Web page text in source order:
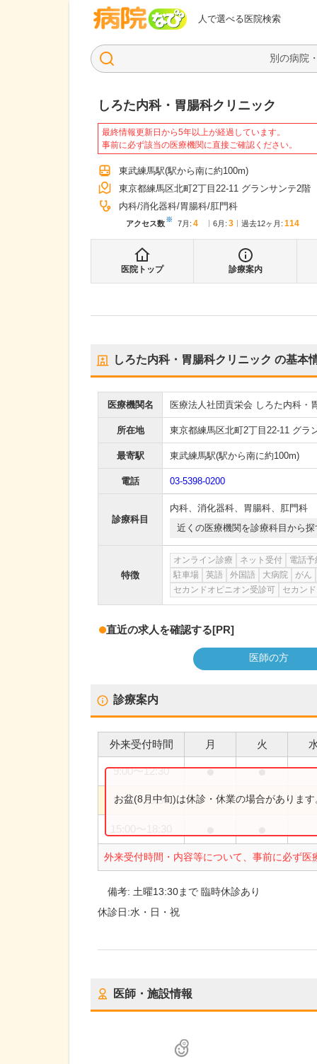
人で選べる医院検索
病院なび
しろた内科・胃腸科クリニック
最終情報更新日から5年以上が経過しています。
事前に必ず該当の医療機関に直接ご確認ください。
東武練馬駅(駅から南に約100m)
東京都練馬区北町2丁目22-11 グランサンテ2階
内科 消化器科 胃腸科 肛門科
アクセス数※ 7月 : 4 6月 : 3 過去12ヶ月: 114
医院トップ 診療案内
しろた内科・胃腸科クリニック の基本
医療機関名 医療法人社団貢栄会 しろた内科・
所在地 東京都練馬区北町2丁目22-11 グラ
最寄駅 東武練馬駅(駅から南に約100m)
電話 03-5398-0200
診療科目
内科、 消化器科、 胃腸科、 肛門科
近くの医療機関を診療科目から探
特徴
オンライン診療 ネット受付 電話予
駐車場
英語 外国語 大病院 がん
セカンドオピニオン受診可
セカン
直近の求人を確認する[PR]
医師の方
診療案内
外来受付時間 月 火
9:00〜12:30 ● ●
9:00〜13:30
外来受付時間・内容等について、事前に必ず医
お盆(8月中旬)は休診・休業の場合がありま
備考: 土曜13:30まで 臨時休診あり
休診日:水・日・祝
医師・施設情報